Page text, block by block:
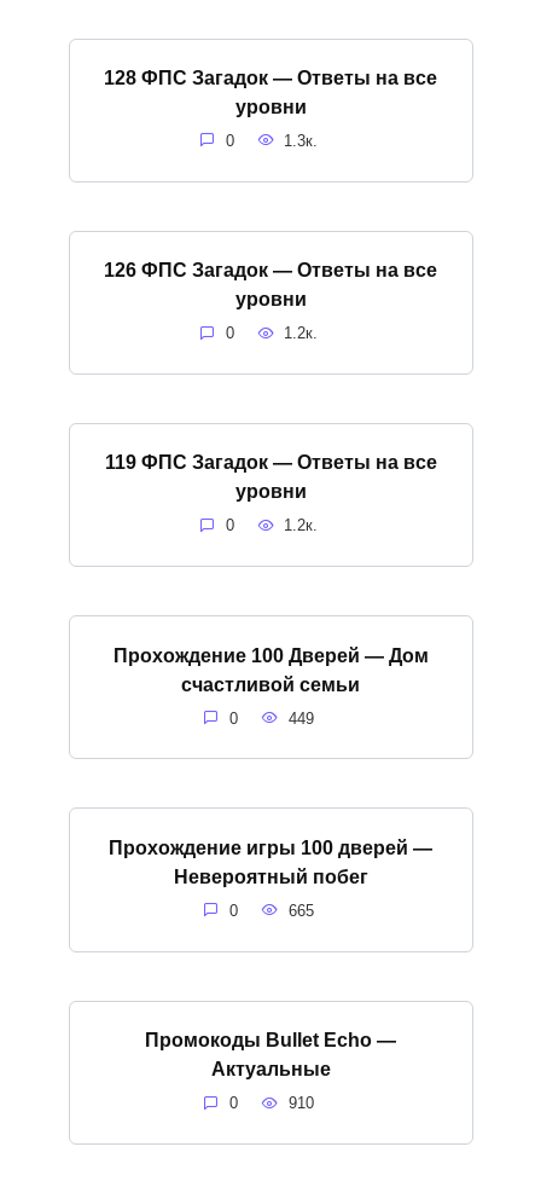
128 ФПС Загадок — Ответы на все
уровни
0 1.3к.
126 ФПС Загадок — Ответы на все
уровни
0 1.2к.
119 ФПС Загадок — Ответы на все
уровни
0 1.2к.
Прохождение 100 Дверей — Дом
счастливой семьи
0 449
Прохождение игры 100 дверей —
Невероятный побег
0 665
Промокоды Bullet Echo —
Актуальные
0 910